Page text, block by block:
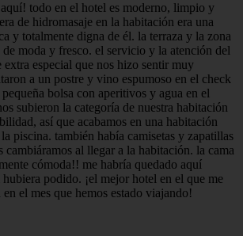
todo en el hotel es moderno, limpio y
de hidromasaje en la habitación era una
y totalmente digna de él. la terraza y la zona
moda y fresco. el servicio y la atención del
extra especial que nos hizo sentir muy
a un postre y vino espumoso en el check
bolsa con aperitivos y agua en el
subieron la categoría de nuestra habitación
así que acabamos en una habitación
piscina. también había camisetas y zapatillas
cambiáramos al llegar a la habitación. la cama
cómoda!! me habría quedado aquí
podido. ¡el mejor hotel en el que me
el mes que hemos estado viajando!